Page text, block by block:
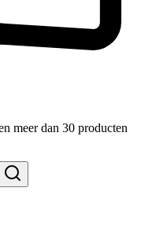
meer dan 30 producten